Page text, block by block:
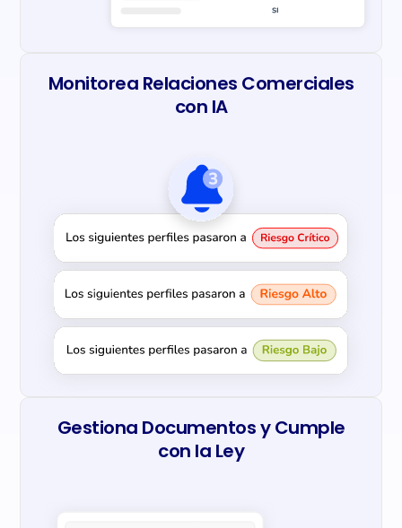
Monitorea Relaciones Comerciales
con IA
Gestiona Documentos y Cumple
con la Ley